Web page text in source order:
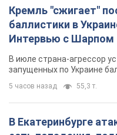
Кремль "сжигает"
баллистики в
Интервью с Шарпом
В июле страна-агрессор
запущенных по Украине
5 часов назад 55,3 т.
В Екатеринбурге